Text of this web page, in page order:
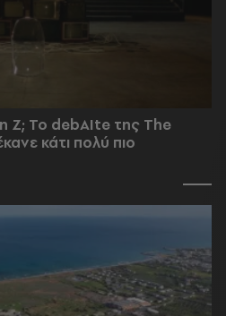
Z; Το debAIte της The
κάτι πολύ πιο